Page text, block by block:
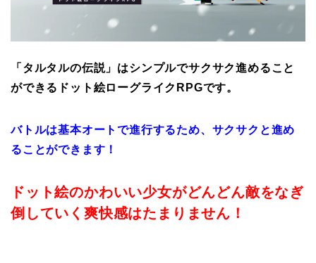
「タルタルの伝説」はシンプルでサクサク進めること
ができるドット絵ローグライクRPGです。
バトルは基本オートで進行するため、サクサクと進め
ることができます！
ドット絵のかわいい少女がどんどん敵をなぎ
倒していく爽快感はたまりません！